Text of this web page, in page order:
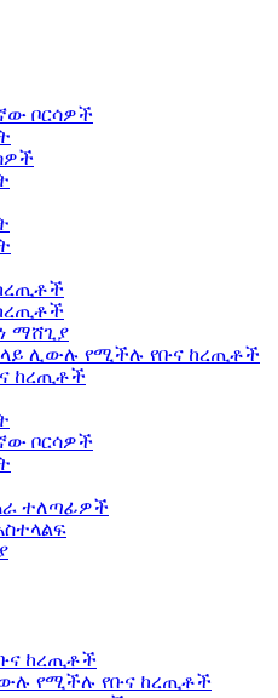
ቦርሳዎች
ማሸጊያ
ላይ ሊውሉ የሚችሉ የቡና ከረጢቶች
ከረጢቶች
ቦርሳዎች
ተለጣፊዎች
ከረጢቶች
የሚችሉ የቡና ከረጢቶች